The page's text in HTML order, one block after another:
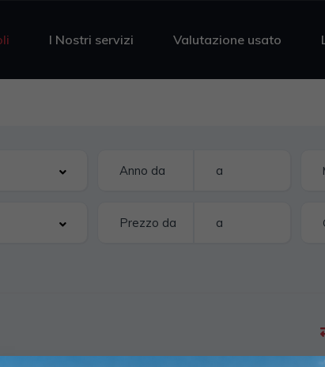
I Nostri servizi Valutazione usato